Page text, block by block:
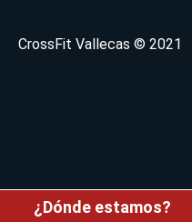
b
a
CrossFit Vallecas © 2021
¿Dónde estamos?